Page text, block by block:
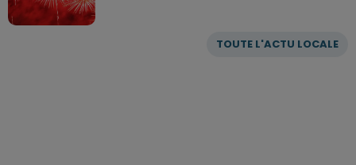
TOUTE L'ACTU LOCALE